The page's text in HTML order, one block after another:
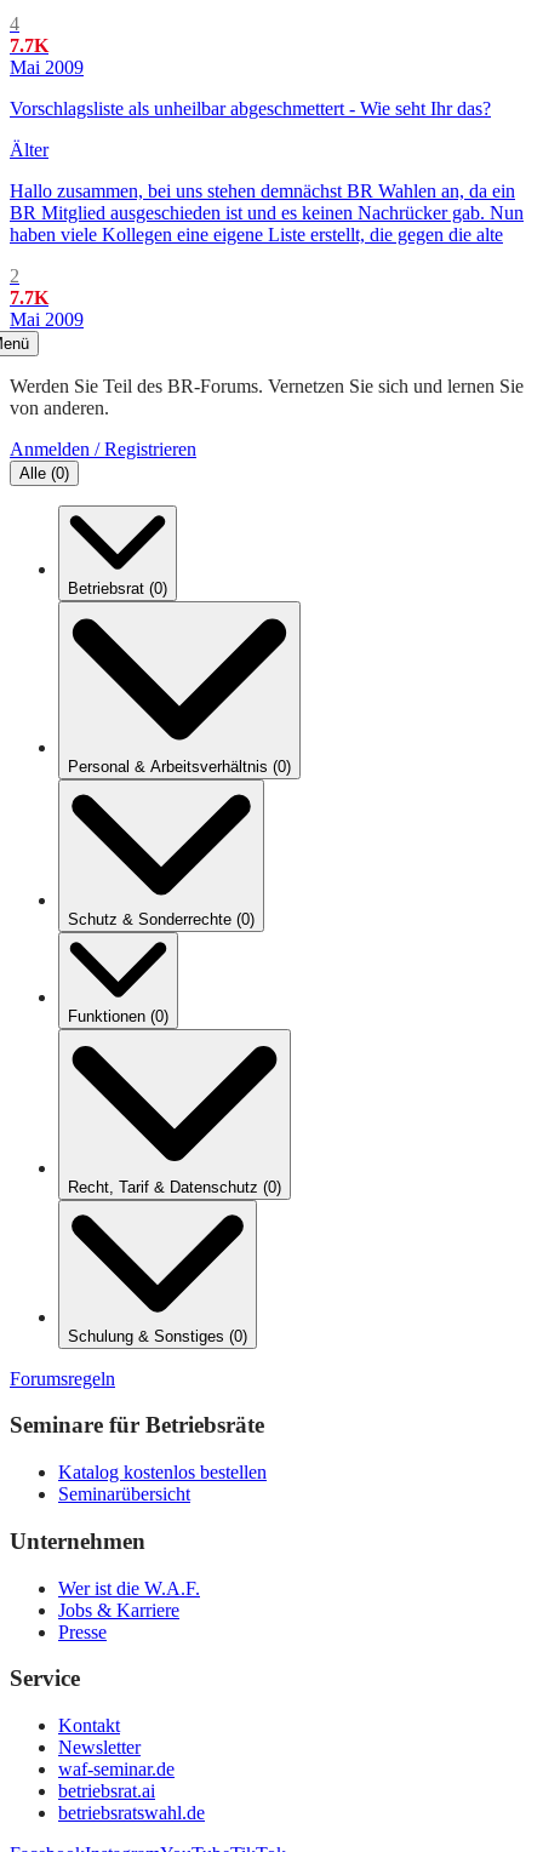
4
7.7K
Mai 2009
Vorschlagsliste als unheilbar abgeschmettert - Wie seht Ihr das?
Älter
Hallo zusammen, bei uns stehen demnächst BR Wahlen an, da ein
BR Mitglied ausgeschieden ist und es keinen Nachrücker gab. Nun
haben viele Kollegen eine eigene Liste erstellt, die gegen die alte
2
7.7K
Mai 2009
Werden Sie Teil des BR-Forums. Vernetzen Sie sich und lernen Sie
von anderen.
Anmelden / Registrieren
Alle (0)
Betriebsrat (0)
Personal & Arbeitsverhältnis (0)
Schutz & Sonderrechte (0)
Funktionen (0)
Recht, Tarif & Datenschutz (0)
Schulung & Sonstiges (0)
Forumsregeln
Seminare für Betriebsräte
Katalog kostenlos bestellen
Seminarübersicht
Unternehmen
Wer ist die W.A.F.
Jobs & Karriere
Presse
Service
Kontakt
Newsletter
waf-seminar.de
betriebsrat.ai
betriebsratswahl.de